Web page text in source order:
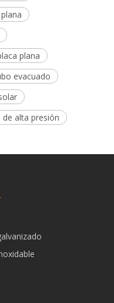
plana
evacuado
de alta presión